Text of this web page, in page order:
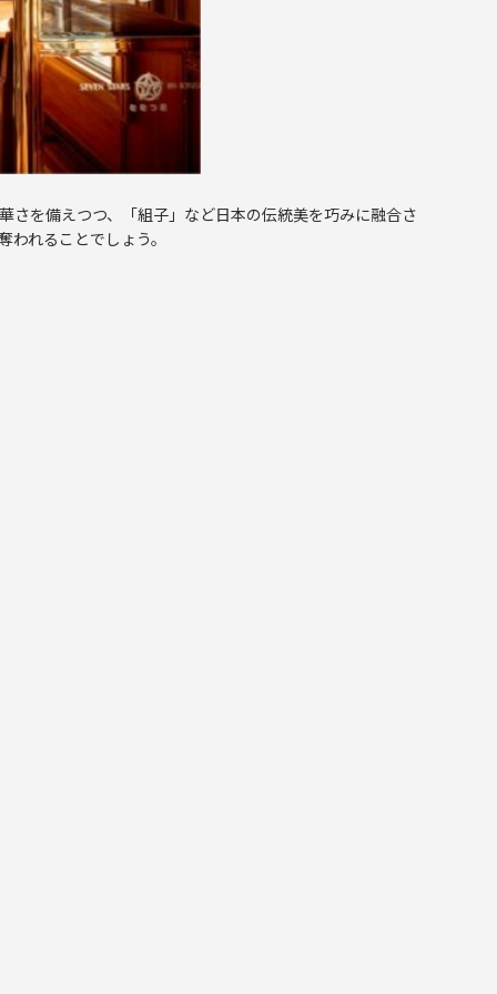
を備えつつ、「組子」など日本の伝統美を巧みに融合さ
れることでしょう。